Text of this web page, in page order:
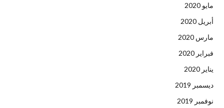
مايو 2020
أبريل 2020
مارس 2020
فبراير 2020
يناير 2020
ديسمبر 2019
نوفمبر 2019